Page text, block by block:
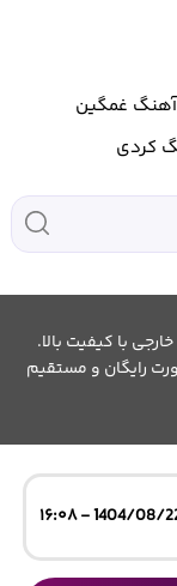
آهنگ غمگین
کردی
با کیفیت بالا.
رایگان و مستقیم
08/22 - ۱۶:۰۸